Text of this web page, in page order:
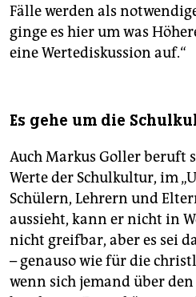
Fälle werden als
ginge es hier um was
eine Wertediskussion auf.“
Es gehe um die
Auch Markus Goller beruft
Werte der Schulkultur, im
Schülern, Lehrern und
aussieht, kann er nicht in
nicht greifbar, aber es sei
– genauso wie für die
wenn sich jemand über